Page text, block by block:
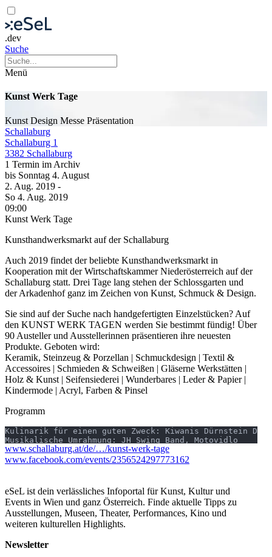
.dev
Suche
Menü
Kunst Werk Tage
Kunst Design Messe Präsentation
Schallaburg
Schallaburg 1
3382 Schallaburg
1 Termin im Archiv
bis Sonntag 4. August
2. Aug. 2019 -
So 4. Aug. 2019
09:00
Kunst Werk Tage
Kunsthandwerksmarkt auf der Schallaburg
Auch 2019 findet der beliebte Kunsthandwerksmarkt in
Kooperation mit der Wirtschaftskammer Niederösterreich auf der
Schallaburg statt. Drei Tage lang stehen der Schlossgarten und
der Arkadenhof ganz im Zeichen von Kunst, Schmuck & Design.
Sie sind auf der Suche nach handgefertigten Einzelstücken? Auf
den KUNST WERK TAGEN werden Sie bestimmt fündig! Über
90 Austeller und Ausstellerinnen präsentieren ihre neuesten
Produkte. Geboten wird:
Keramik, Steinzeug & Porzellan | Schmuckdesign | Textil &
Accessoires | Schmieden & Schweißen | Gläserne Werkstätten |
Holz & Kunst | Seifensiederei | Wunderbares | Leder & Papier |
Kindermode | Acryl, Farben & Pinsel
Programm
Kulinarik für einen guten Zweck: Kiwanis Dürnstein
Musikalische Umrahmung: JH Swing Band, Motovidlo
Erwachsene € 3,50
Kinder (0-18 Jahre) frei
Für den Eintritt in die Ausstellung „Der Hände Werk” gelten die
Der Besuch der KUNST WERK TAGE ist inkludiert.
www.schallaburg.at/de/…/kunst-werk-tage
www.facebook.com/events/2356524297773162
eSeL ist dein verlässliches Infoportal für Kunst, Kultur und
Events in Wien und ganz Österreich. Finde aktuelle Tipps zu
Ausstellungen, Museen, Theater, Performances, Kino und
weiteren kulturellen Highlights.
Newsletter